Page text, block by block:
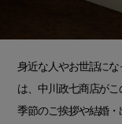
身近な人やお世話に
は、中川政七商店がこ
季節のご挨拶や結婚